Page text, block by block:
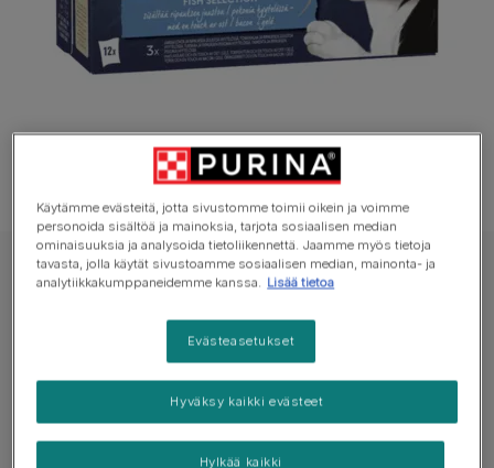
LATZ Märkäruoka Kissa
Ei vielä ääniä
Saatavilla pakkauksissa: 12x85g
Käytämme evästeitä, jotta sivustomme toimii oikein ja voimme
personoida sisältöä ja mainoksia, tarjota sosiaalisen median
ominaisuuksia ja analysoida tietoliikennettä. Jaamme myös tietoja
tavasta, jolla käytät sivustoamme sosiaalisen median, mainonta- ja
analytiikkakumppaneidemme kanssa. Lisää tietoa
Evästeasetukset
Hylkää kaikki
Hyväksy kaikki evästeet